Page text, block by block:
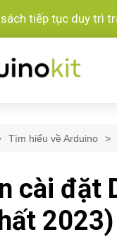
tiếp tục duy trì
Tìm hiểu về Arduino
cài đặt
2023)